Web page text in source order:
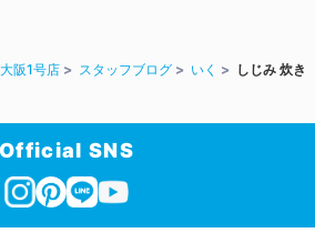
大阪1号店 スタッフブログ いく
しじみ 炊き
Official SNS